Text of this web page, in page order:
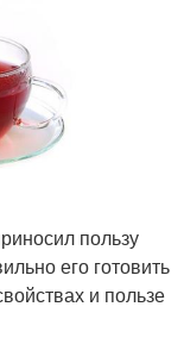
пользу
его готовить
и пользе